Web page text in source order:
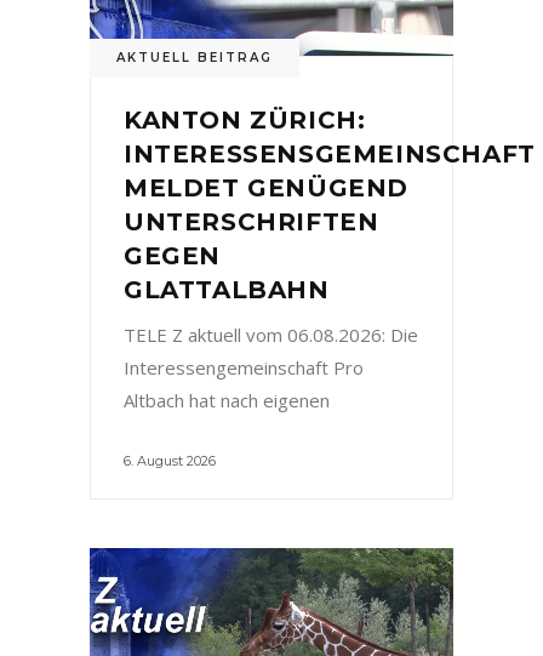
AKTUELL BEITRAG
KANTON ZÜRICH:
INTERESSENSGEMEINSCHAFT
MELDET GENÜGEND
UNTERSCHRIFTEN
GEGEN
GLATTALBAHN
TELE Z aktuell vom 06.08.2026: Die
Interessengemeinschaft Pro
Altbach hat nach eigenen
6. August 2026